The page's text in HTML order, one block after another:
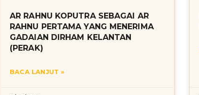
AR RAHNU KOPUTRA SEBAGAI AR
RAHNU PERTAMA YANG MENERIMA
GADAIAN DIRHAM KELANTAN
(PERAK)
BACA LANJUT »